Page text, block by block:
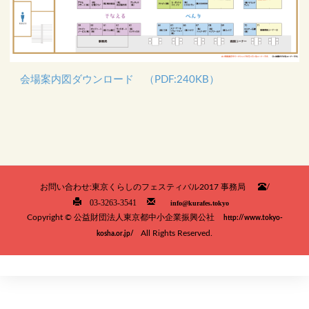
会場案内図ダウンロード （PDF:240KB）
お問い合わせ:東京くらしのフェスティバル2017 事務局 /
03-3263-3541 info@kurafes.tokyo
Copyright © 公益財団法人東京都中小企業振興公社 http://www.tokyo-
kosha.or.jp/ All Rights Reserved.